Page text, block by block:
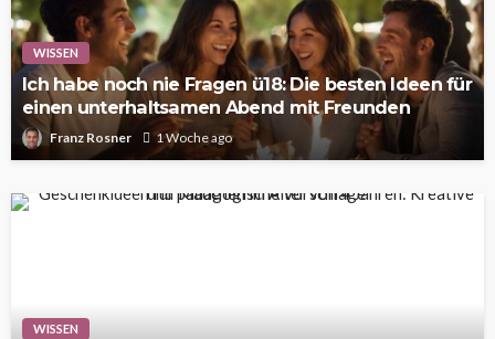
WISSEN
Ich habe noch nie Fragen ü18: Die besten Ideen für
einen unterhaltsamen Abend mit Freunden
Franz Rosner 1 Woche ago
WISSEN